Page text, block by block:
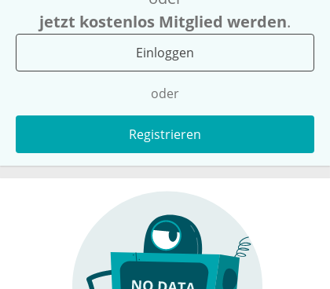
jetzt kostenlos Mitglied werden.
Einloggen
oder
Registrieren